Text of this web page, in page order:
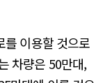
를 이용할 것으로
차량은 50만대,